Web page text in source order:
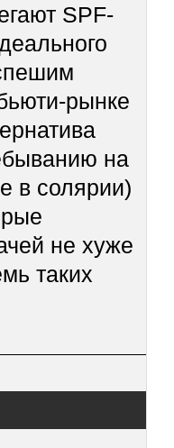
SPF-
рынке
на
в солярии)
не хуже
таких